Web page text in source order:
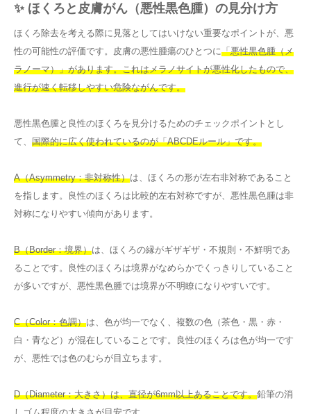
✨ ほくろと皮膚がん（悪性黒色腫）の見分け方
ほくろ除去を考える際に見落としてはいけない重要なポイントが、悪
性の可能性の評価です。皮膚の悪性腫瘍のひとつに「悪性黒色腫（メ
ラノーマ）」があります。これはメラノサイトが悪性化したもので、
進行が速く転移しやすい危険ながんです。
悪性黒色腫と良性のほくろを見分けるためのチェックポイントとし
て、 国際的に広く使われているのが「ABCDEルール」です。
A（Asymmetry：非対称性）は、ほくろの形が左右非対称であること
を指します。良性のほくろは比較的左右対称ですが、悪性黒色腫は非
対称になりやすい傾向があります。
B（Border：境界）は、ほくろの縁がギザギザ・不規則・不鮮明であ
ることです。良性のほくろは境界がなめらかでくっきりしていること
が多いですが、悪性黒色腫では境界が不明瞭になりやすいです。
C（Color：色調）は、色が均一でなく、複数の色（茶色・黒・赤・
白・青など）が混在していることです。良性のほくろは色が均一です
が、悪性では色のむらが目立ちます。
D（Diameter：大きさ）は、直径が6mm以上あることです。鉛筆の消